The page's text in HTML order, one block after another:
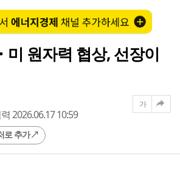
미 원자력 협상, 선장이
2026.06.17 10:59
로 추가
가